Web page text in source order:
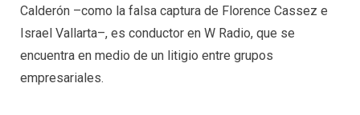
Calderón –como la falsa captura de Florence Cassez e
Israel Vallarta–, es conductor en W Radio, que se
encuentra en medio de un litigio entre grupos
empresariales.